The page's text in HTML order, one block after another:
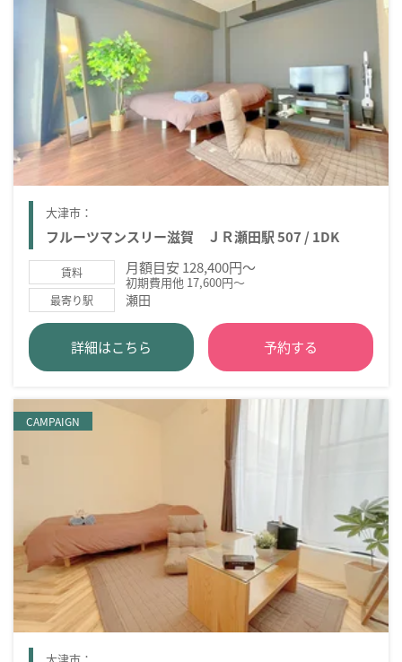
大津市：
フルーツマンスリー滋賀 ＪＲ瀬田駅 507 / 1DK
賃料 月額目安 128,400円～
初期費用他 17,600円～
最寄り駅 瀬田
詳細はこちら 予約する
CAMPAIGN